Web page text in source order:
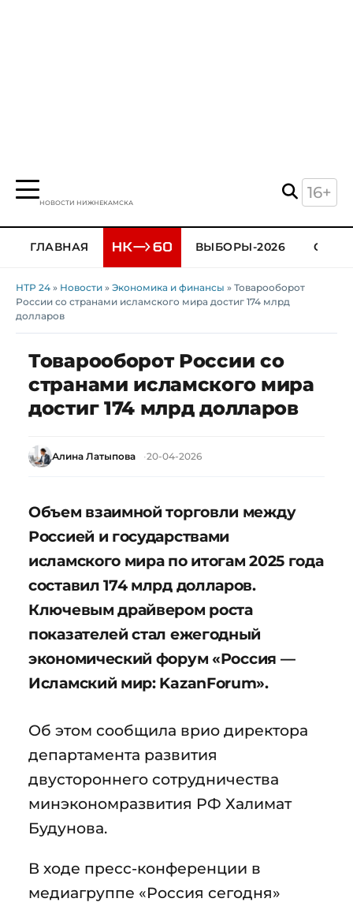
НОВОСТИ НИЖНЕКАМСКА
16+
ГЛАВНАЯ ВЫБОРЫ-2026
НТР 24 » Новости » Экономика и финансы » Товарооборот
России со странами исламского мира достиг 174 млрд
долларов
Товарооборот России со
странами исламского мира
достиг 174 млрд долларов
Алина Латыпова 20-04-2026
Объем взаимной торговли между
Россией и государствами
исламского мира по итогам 2025 года
составил 174 млрд долларов.
Ключевым драйвером роста
показателей стал ежегодный
экономический форум «Россия —
Исламский мир: KazanForum».
Об этом сообщила врио директора
департамента развития
двустороннего сотрудничества
минэкономразвития РФ Халимат
Будунова.
В ходе пресс-конференции в
медиагруппе «Россия сегодня»